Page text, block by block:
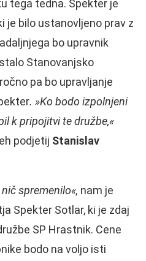
tega tedna. Spekter je
je bilo ustanovljeno prav z
bo upravnik
Stanovanjsko
pa bo upravljanje
. »Ko bodo izpolnjeni
k pripojitvi te družbe,«
podjetij Stanislav
spremenilo«, nam je
Spekter Sotlar, ki je zdaj
SP Hrastnik. Cene
bodo na voljo isti